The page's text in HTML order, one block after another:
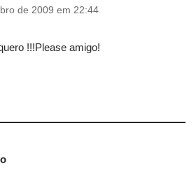
de 2009 em 22:44
!!!Please amigo!